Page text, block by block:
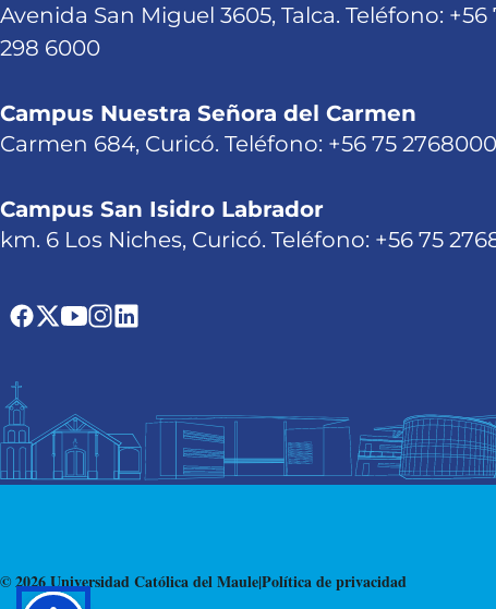
Avenida San Miguel 3605, Talca. Teléfono: +56
298 6000
Campus Nuestra Señora del Carmen
Carmen 684, Curicó. Teléfono: +56 75 2768000
Campus San Isidro Labrador
km. 6 Los Niches, Curicó. Teléfono: +56 75
© 2026 Universidad Católica del Maule|Política de privacidad